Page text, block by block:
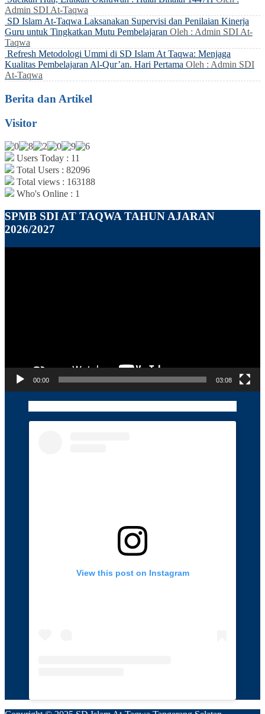
Admin SDI At-Taqwa
SD Islam At-Taqwa Laksanakan Supervisi dan Penilaian Kinerja
Guru untuk Tingkatkan Mutu Pembelajaran Oleh : Admin SDI At-
Taqwa
Refresh Metodologi Ummi di SD Islam At Taqwa: Menjaga
Kualitas Pembelajaran Al-Qur’an. Hari Pertama Oleh : Admin SDI
At-Taqwa
Berita dan Artikel
Visitor
Users Today : 11
Total Users : 82096
Total views : 163188
Who's Online : 1
SPMB SDI AT TAQWA TAHUN AJARAN
2026/2027
00:00 03:08
View this post on Instagram